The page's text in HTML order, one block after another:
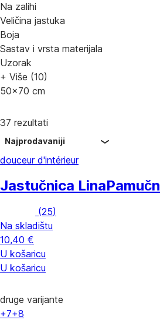
Na zalihi
Veličina jastuka
Boja
Sastav i vrsta materijala
Uzorak
+ Više (10)
50x70 cm
37 rezultati
Najprodavaniji
douceur d'intérieur
Jastučnica Lina
(25)
Na skladištu
10,40 €
U košaricu
U košaricu
druge varijante
+7+8